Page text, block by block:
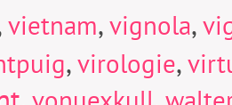
vietnam,vignola,
,virologie,